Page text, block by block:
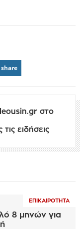
share
στο
ειδήσεις
ΕΠΙΚΑΙΡΌΤΗΤΑ
8 μηνών για